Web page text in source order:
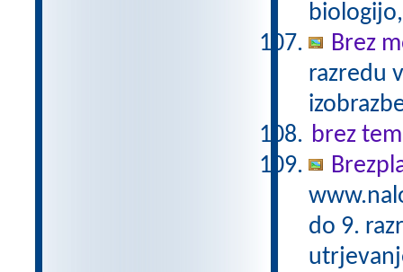
Brez
razredu
brez
do 9.